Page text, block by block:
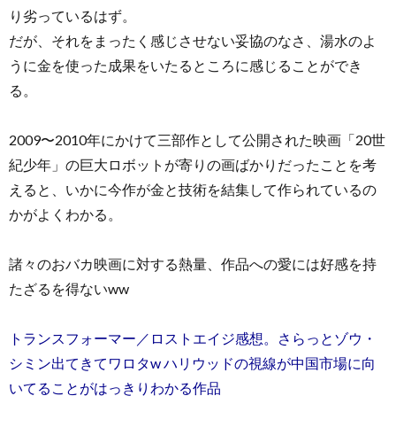
り劣っているはず。
だが、それをまったく感じさせない妥協のなさ、湯水のよ
うに金を使った成果をいたるところに感じることができ
る。
2009〜2010年にかけて三部作として公開された映画「20世
紀少年」の巨大ロボットが寄りの画ばかりだったことを考
えると、いかに今作が金と技術を結集して作られているの
かがよくわかる。
諸々のおバカ映画に対する熱量、作品への愛には好感を持
たざるを得ないww
トランスフォーマー／ロストエイジ感想。さらっとゾウ・
シミン出てきてワロタw ハリウッドの視線が中国市場に向
いてることがはっきりわかる作品